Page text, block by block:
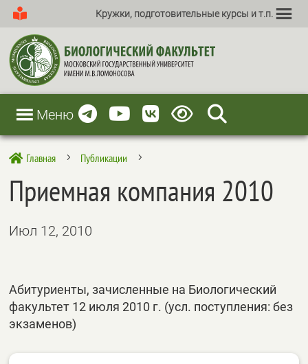
Кружки, подготовительные курсы и т.п.
Меню
 Главная 5 Публикации 5
Приемная компания 2010
Июл 12, 2010
Абитуриенты, зачисленные на Биологический
факультет 12 июля 2010 г. (усл. поступления: без
экзаменов)